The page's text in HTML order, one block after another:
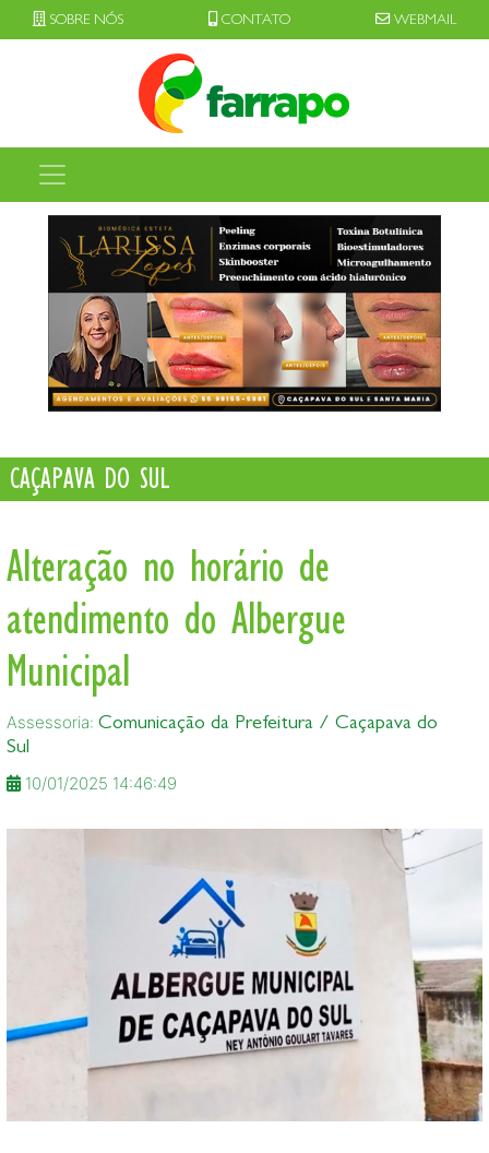
SOBRE NÓS CONTATO WEBMAIL
CAÇAPAVA DO SUL
Alteração no horário de
atendimento do Albergue
Municipal
Assessoria: Comunicação da Prefeitura / Caçapava do
Sul
10/01/2025 14:46:49